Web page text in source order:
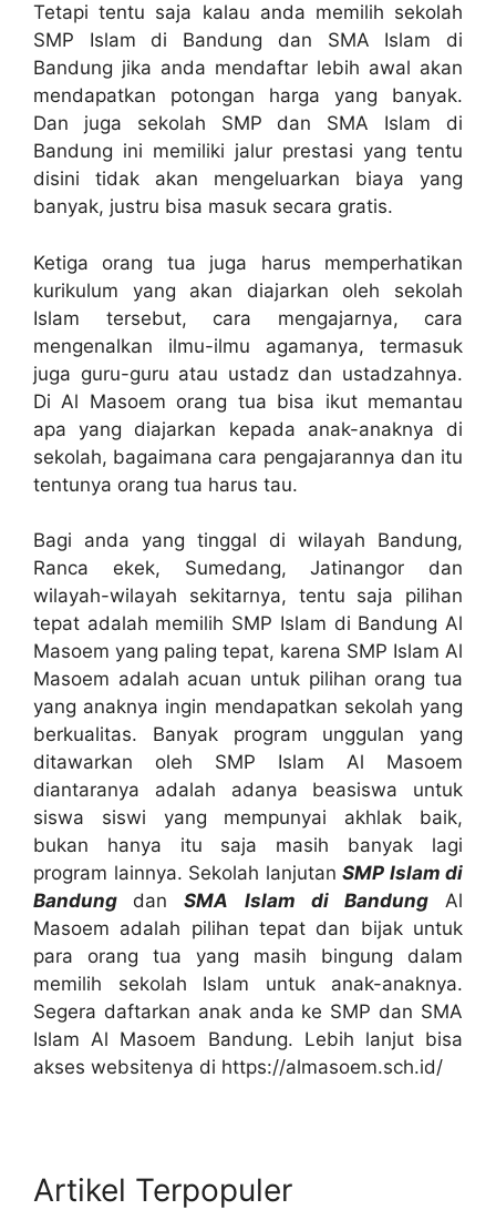
Tetapi tentu saja kalau anda memilih sekolah
SMP Islam di Bandung dan SMA Islam di
Bandung jika anda mendaftar lebih awal akan
mendapatkan potongan harga yang banyak.
Dan juga sekolah SMP dan SMA Islam di
Bandung ini memiliki jalur prestasi yang tentu
disini tidak akan mengeluarkan biaya yang
banyak, justru bisa masuk secara gratis.
Ketiga orang tua juga harus memperhatikan
kurikulum yang akan diajarkan oleh sekolah
Islam tersebut, cara mengajarnya, cara
mengenalkan ilmu-ilmu agamanya, termasuk
juga guru-guru atau ustadz dan ustadzahnya.
Di Al Masoem orang tua bisa ikut memantau
apa yang diajarkan kepada anak-anaknya di
sekolah, bagaimana cara pengajarannya dan itu
tentunya orang tua harus tau.
Bagi anda yang tinggal di wilayah Bandung,
Ranca ekek, Sumedang, Jatinangor dan
wilayah-wilayah sekitarnya, tentu saja pilihan
tepat adalah memilih SMP Islam di Bandung Al
Masoem yang paling tepat, karena SMP Islam Al
Masoem adalah acuan untuk pilihan orang tua
yang anaknya ingin mendapatkan sekolah yang
berkualitas. Banyak program unggulan yang
ditawarkan oleh SMP Islam Al Masoem
diantaranya adalah adanya beasiswa untuk
siswa siswi yang mempunyai akhlak baik,
bukan hanya itu saja masih banyak lagi
program lainnya. Sekolah lanjutan SMP Islam di
Bandung danSMA Islam di BandungAl
Masoem adalah pilihan tepat dan bijak untuk
para orang tua yang masih bingung dalam
memilih sekolah Islam untuk anak-anaknya.
Segera daftarkan anak anda ke SMP dan SMA
Islam Al Masoem Bandung. Lebih lanjut bisa
akses websitenya di https://almasoem.sch.id/
Artikel Terpopuler